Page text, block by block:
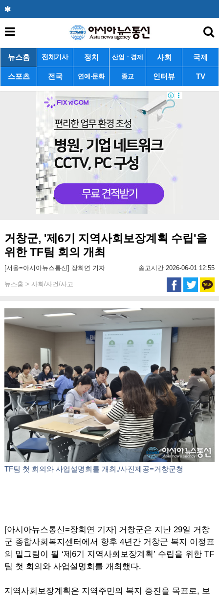
뉴스홈 전체기사 정치 산업ㆍ경제 사회 국제
스포츠 전국 연예·문화 종교 인터뷰 TV
거창군, '제6기 지역사회보장계획 수립'을
위한 TF팀 회의 개최
[서울=아시아뉴스통신] 장희연 기자 송고시간 2026-06-01 12:55
뉴스홈 > 사회/사건/사고
TF팀 첫 회의와 사업설명회를 개최./사진제공=거창군청
[아시아뉴스통신=장희연 기자] 거창군은 지난 29일 거창
군 종합사회복지센터에서 향후 4년간 거창군 복지 이정표
의 밑그림이 될 ‘제6기 지역사회보장계획’ 수립을 위한 TF
팀 첫 회의와 사업설명회를 개최했다.
지역사회보장계획은 지역주민의 복지 증진을 목표로, 보